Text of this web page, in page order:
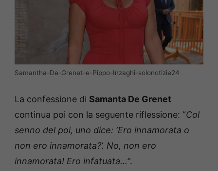
Samantha-De-Grenet-e-Pippo-Inzaghi-solonotizie24
La confessione di Samanta De Grenet
continua poi con la seguente riflessione: “Col
senno del poi, uno dice: ‘Ero innamorata o
non ero innamorata?’. No, non ero
innamorata! Ero infatuata…”.